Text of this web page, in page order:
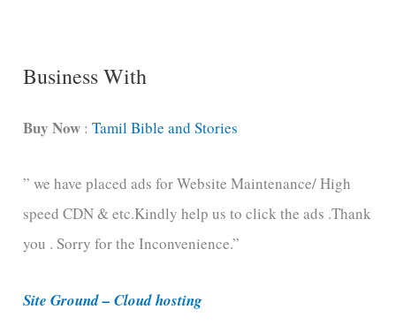
C
t
g
o
r
e
Business With
Buy Now :Tamil Bible and Stories
” we have placed ads for Website Maintenance/ High
speed CDN & etc.Kindly help us to click the ads .Thank
you . Sorry for the Inconvenience.”
Site Ground – Cloud hosting